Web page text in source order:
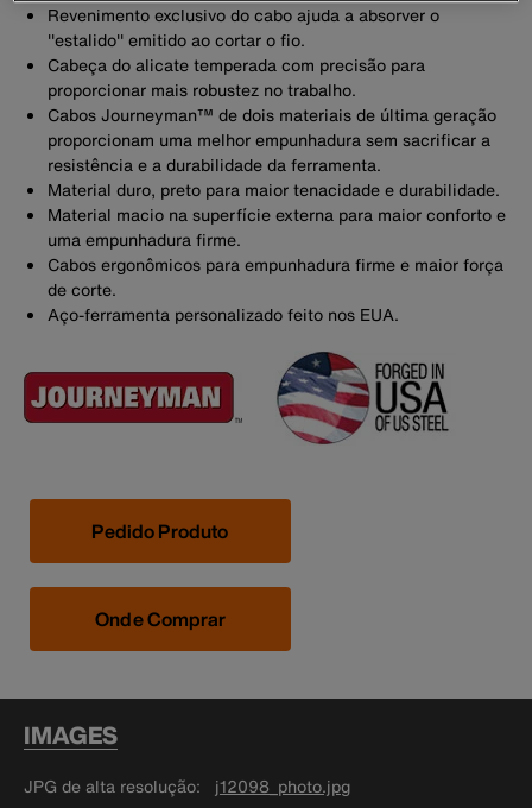
Revenimento exclusivo do cabo ajuda a absorver o
''estalido'' emitido ao cortar o fio.
Cabeça do alicate temperada com precisão para
proporcionar mais robustez no trabalho.
Cabos Journeyman™ de dois materiais de última geração
proporcionam uma melhor empunhadura sem sacrificar a
resistência e a durabilidade da ferramenta.
Material duro, preto para maior tenacidade e durabilidade.
Material macio na superfície externa para maior conforto e
uma empunhadura firme.
Cabos ergonômicos para empunhadura firme e maior força
de corte.
Aço-ferramenta personalizado feito nos EUA.
Pedido Produto
Onde Comprar
IMAGES
JPG de alta resolução
j12098_photo.jpg